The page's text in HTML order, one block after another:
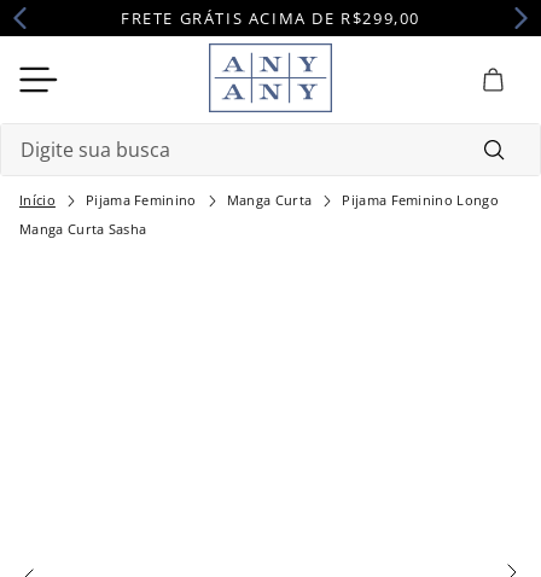
FRETE GRÁTIS ACIMA DE R$299,00
Pijama Feminino Manga Curta
Pijama Feminino Longo
Manga Curta Sasha
Termos mais buscados